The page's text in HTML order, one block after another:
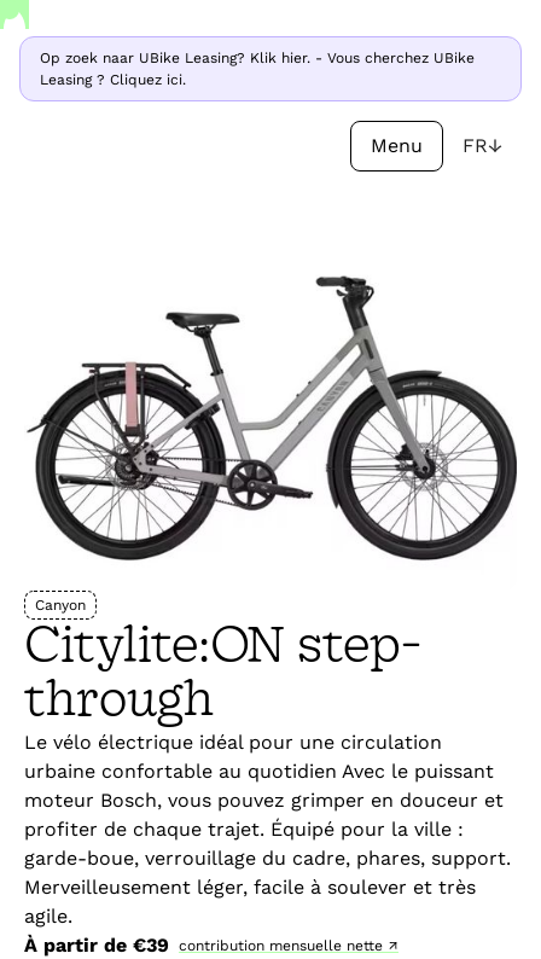
Op zoek naar UBike Leasing? Klik hier. - Vous cherchez UBike
Leasing ? Cliquez ici.
Op zoek naar UBike Leasing? Klik hier. - Vous cherchez UBike
Leasing ? Cliquez ici.
Menu FR↓
Canyon
Citylite:ON step-
through
Le vélo électrique idéal pour une circulation
urbaine confortable au quotidien Avec le puissant
moteur Bosch, vous pouvez grimper en douceur et
profiter de chaque trajet. Équipé pour la ville :
garde-boue, verrouillage du cadre, phares, support.
Merveilleusement léger, facile à soulever et très
agile.
À partir de €39 contribution mensuelle nette ↗